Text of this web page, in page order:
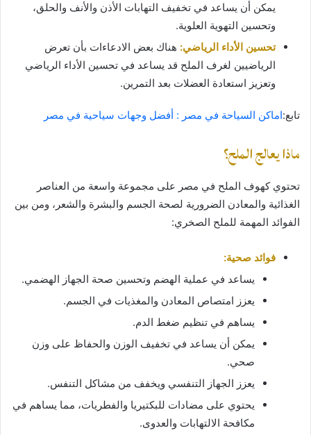
يمكن أن يساعد في تخفيف التهابات الأذن والأنف والحلق،
وتحسين التهوية العلوية.
تحسين الأداء الرياضي: هناك بعض الادعاءات بأن تعرض
الرياضيين لغرف الملح قد يساعد في تحسين الأداء الرياضي
وتعزيز استعادة العضلات بعد التمرين.
تابع:اماكن السياحة في مصر : أفضل وجهات سياحية في مصر
ماذا يعالج الملح؟
تحتوي كهوف الملح في مصر على مجموعة واسعة من العناصر
الغذائية والمعادن الضرورية لصحة الجسم والبشرة والشعر، ومن بين
الفوائد المهمة للملح الصخري:
فوائد صحية:
يساعد في عملية الهضم وتحسين صحة الجهاز الهضمي.
يعزز امتصاص المعادن والمغذيات في الجسم.
يساهم في تنظيم ضغط الدم.
يمكن أن يساعد في تخفيف الوزن والحفاظ على وزن
صحي.
يعزز الجهاز التنفسي ويخفف من مشاكل التنفس.
يحتوي على مضادات للبكتيريا والفطريات، مما يساهم في
مكافحة الالتهابات والعدوى.